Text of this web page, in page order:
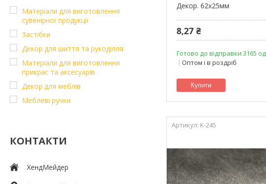
Матеріали для виготовлення
сувенірної продукції
Застібки
Декор для шиття та рукоділля
Матеріали для виготовлення
прикрас та аксесуарів
Декор для меблів
Меблеві ручки
КОНТАКТИ
ХендМейдер
Декор. 62х25мм
8,27 ₴
Готово до відправки 3165
Оптом і в роздріб
Купити
K-245